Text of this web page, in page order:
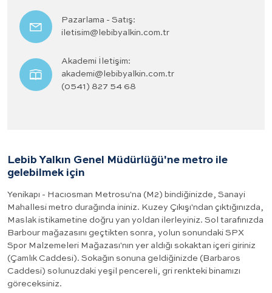
Pazarlama - Satış:
iletisim@lebibyalkin.com.tr
Akademi İletişim:
akademi@lebibyalkin.com.tr
(0541) 827 54 68
Lebib Yalkın Genel Müdürlüğü'ne metro ile
gelebilmek için
Yenikapı - Hacıosman Metrosu'na (M2) bindiğinizde, Sanayi
Mahallesi metro durağında ininiz. Kuzey Çıkışı'ndan çıktığınızda,
Maslak istikametine doğru yan yoldan ilerleyiniz. Sol tarafınızda
Barbour mağazasını geçtikten sonra, yolun sonundaki SPX
Spor Malzemeleri Mağazası'nın yer aldığı sokaktan içeri giriniz
(Çamlık Caddesi). Sokağın sonuna geldiğinizde (Barbaros
Caddesi) solunuzdaki yeşil pencereli, gri renkteki binamızı
göreceksiniz.